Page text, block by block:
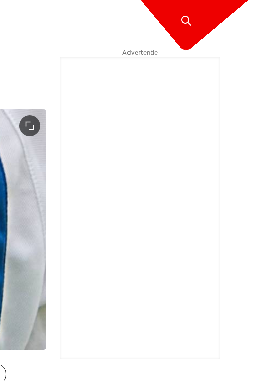
Advertentie